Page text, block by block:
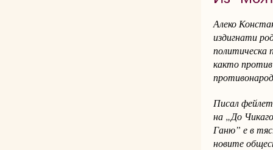
Алеко
издигнати
политическа
както
Писал
на „До
Ганю” е в
новите